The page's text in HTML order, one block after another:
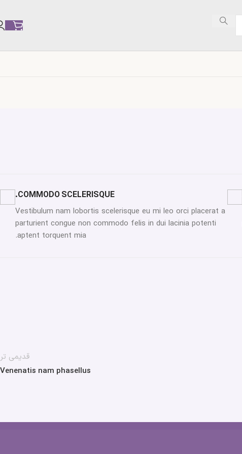
COMMODO SCELERISQUE.
Vestibulum nam lobortis scelerisque eu mi leo orci placerat a
parturient congue non commodo felis in dui lacinia potenti
aptent torquent mia.
قدیمی تر
Venenatis nam phasellus